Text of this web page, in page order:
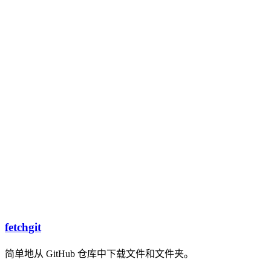
fetchgit
简单地从 GitHub 仓库中下载文件和文件夹。